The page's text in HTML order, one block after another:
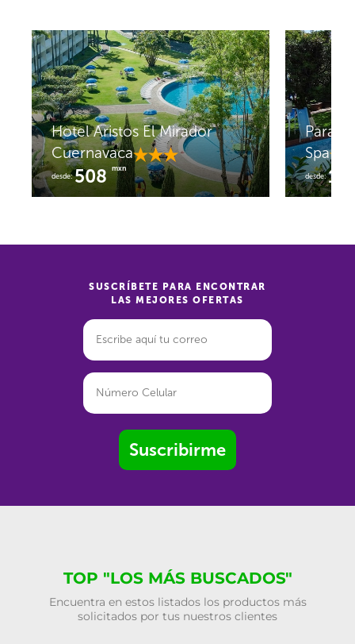
Hotel Aristos El Mirador
Cuernavaca
desde:508mxn
Spa
desde:
SUSCRÍBETE PARA ENCONTRAR
LAS MEJORES OFERTAS
Suscribirme
TOP "LOS MÁS BUSCADOS"
Encuentra en estos listados los productos más
solicitados por tus nuestros clientes